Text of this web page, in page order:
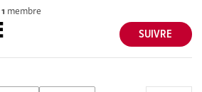
1 membre
SUIVRE